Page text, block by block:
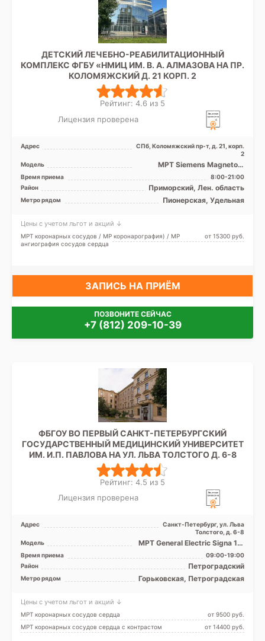
ДЕТСКИЙ ЛЕЧЕБНО-РЕАБИЛИТАЦИОННЫЙ
КОМПЛЕКС ФГБУ «НМИЦ ИМ. В. А. АЛМАЗОВА НА ПР.
КОЛОМЯЖСКИЙ Д. 21 КОРП. 2
Рейтинг: 4.6 из 5
Лицензия проверена
Адрес
СПб, Коломяжский пр-т, д. 21, корп.
2
Модель
МРТ Siemens Magnetom
Magnetom Espree 1.5 Тесла,
КТ Philips Ingenuity E ...
Время приема
8:00-21:00
Район
Приморский, Лен. область
Метро рядом Пионерская, Удельная
Цены с учетом льгот и акций ↓
МРТ коронарных сосудов / МР коронарография) / МР
ангиография сосудов сердца
от 15300 pуб.
ЗАПИСЬ НА ПРИЁМ
ПОЗВОНИТЕ СЕЙЧАС
+7 (812) 209-10-39
ФБГОУ ВО ПЕРВЫЙ САНКТ-ПЕТЕРБУРГСКИЙ
ГОСУДАРСТВЕННЫЙ МЕДИЦИНСКИЙ УНИВЕРСИТЕТ
ИМ. И.П. ПАВЛОВА НА УЛ. ЛЬВА ТОЛСТОГО Д. 6-8
Рейтинг: 4.5 из 5
Лицензия проверена
Адрес
Санкт-Петербург, ул. Льва
Толстого, д. 6-8
Модель
МРТ General Electric Signa 1.5
Tесла, КТ Toshiba
AsteionMulti 4 среза, ...
Время приема
09:00-19:00
Район
Петроградский
Метро рядом Горьковская, Петроградская
Цены с учетом льгот и акций ↓
МРТ коронарных сосудов сердца
от 9500 pуб.
МРТ коронарных сосудов сердца с контрастом
от 14400 pуб.